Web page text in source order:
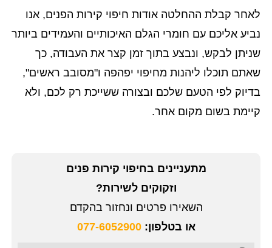
לאחר קבלת ההחלטה אודות חיפוי קירות הפנים, אנו
נביע אליכם עם חומרי הגלם האיכותיים והעמידים ביותר
שניתן לבקש, ונבצע בתוך זמן קצר את העבודה, כך
שאתם תוכלו ליהנות מחיפוי יפהפה ו"מסובב ראשים",
בדיוק לפי הטעם שלכם ובצורה ששייכת רק לכם, ולא
קיימת בשום מקום אחר.
מתעניינים בחיפוי קירות פנים
וזקוקים לשירות?
השאירו פרטים ונחזור בהקדם
או בטלפון:077-6052900